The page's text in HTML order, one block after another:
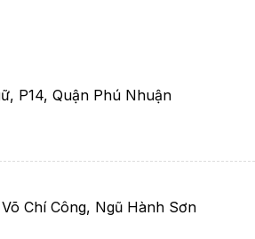
P14, Quận Phú Nhuận
Chí Công, Ngũ Hành Sơn